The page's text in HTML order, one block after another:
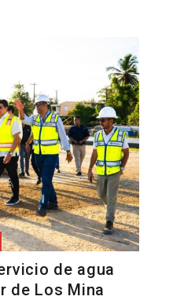
de agua
de Los Mina